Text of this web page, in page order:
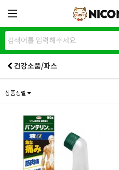
건강소품/파스
상품정렬